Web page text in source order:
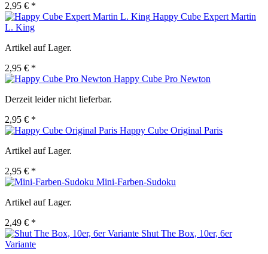
2,95 € *
Happy Cube Expert Martin
L. King
Artikel auf Lager.
2,95 € *
Happy Cube Pro Newton
Derzeit leider nicht lieferbar.
2,95 € *
Happy Cube Original Paris
Artikel auf Lager.
2,95 € *
Mini-Farben-Sudoku
Artikel auf Lager.
2,49 € *
Shut The Box, 10er, 6er
Variante